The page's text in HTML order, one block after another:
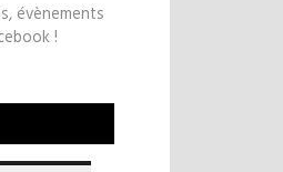
évènements
!